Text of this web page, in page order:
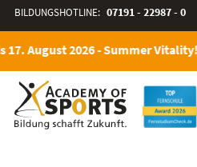
BILDUNGSHOTLINE: 07191 - 22987 - 0
17. August 2026 - Summer Vitality!